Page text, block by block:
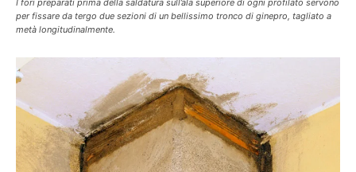
I fori preparati prima della saldatura sull’ala superiore di ogni profilato servono
per fissare da tergo due sezioni di un bellissimo tronco di ginepro, tagliato a
metà longitudinalmente.